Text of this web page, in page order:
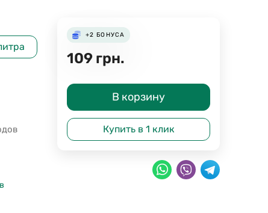
+2 БОНУСА
109 грн.
В корзину
Купить в 1 клик